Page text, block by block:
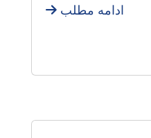
ادامه مطلب